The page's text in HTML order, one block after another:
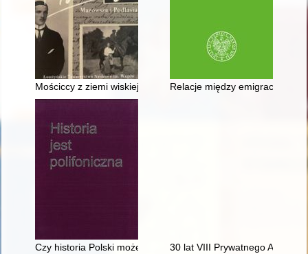
Mościccy z ziemi wiskiej Relacje między emigracją a
Czy historia Polski może być przedmiotem prywatnego
30 lat VIII Prywatnego